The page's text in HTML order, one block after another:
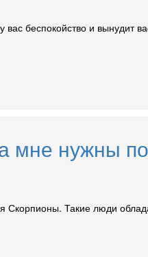
вас беспокойство и вынудит
мне нужны
Такие люди